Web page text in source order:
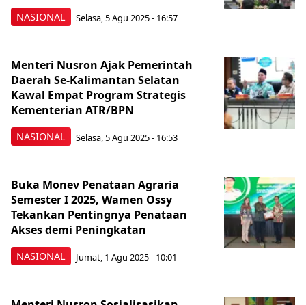
NASIONAL Selasa, 5 Agu 2025 - 16:57
NASIONAL
Menteri Nusron Ajak Pemerintah
Daerah Se-Kalimantan Selatan
Kawal Empat Program Strategis
Kementerian ATR/BPN
Selasa, 5 Agu 2025 - 16:53
NASIONAL
Buka Monev Penataan Agraria
Semester I 2025, Wamen Ossy
Tekankan Pentingnya Penataan
Akses demi Peningkatan
Jumat, 1 Agu 2025 - 10:01